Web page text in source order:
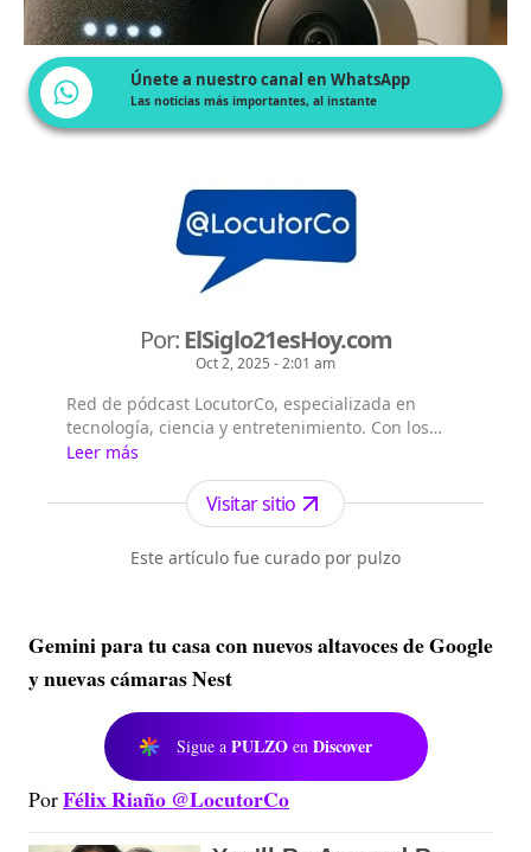
Únete a nuestro canal en WhatsApp
Las noticias más importantes, al instante
Por:ElSiglo21esHoy.com
Oct 2, 2025 - 2:01 am
Red de pódcast LocutorCo, especializada en
tecnología, ciencia y entretenimiento. Con los
siguientes títulos pódcast: - El Siglo 21 es Hoy -
Flash Diario - Lecturas Misteriosas - EntreVistas
Leer más
Visitar sitio
Este artículo fue curado por pulzo
Gemini para tu casa con nuevos altavoces de Google
y nuevas cámaras Nest
Sigue a PULZO en Discover
PorFélix Riaño @LocutorCo